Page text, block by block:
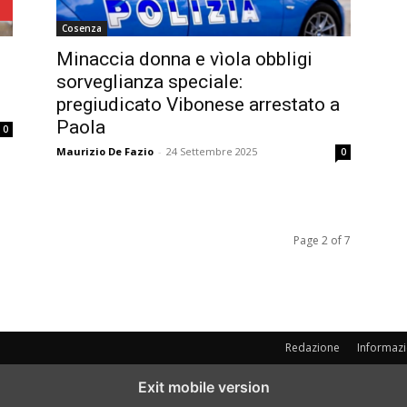
0
Cosenza
Minaccia donna e vìola obbligi
sorveglianza speciale:
pregiudicato Vibonese arrestato a
Paola
Maurizio De Fazio - 24 Settembre 2025 0
Page 2 of 7
Redazione
Exit mobile version